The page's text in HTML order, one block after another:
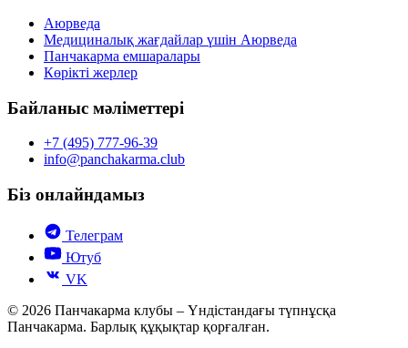
Аюрведа
Медициналық жағдайлар үшін Аюрведа
Панчакарма емшаралары
Көрікті жерлер
Байланыс мәліметтері
+7 (495) 777-96-39
info@panchakarma.club
Біз онлайндамыз
Телеграм
Ютуб
VK
© 2026 Панчакарма клубы – Үндістандағы түпнұсқа
Панчакарма. Барлық құқықтар қорғалған.